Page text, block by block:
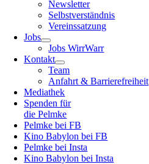
Newsletter
Selbstverständnis
Vereinssatzung
Jobs
Jobs WirrWarr
Kontakt
Team
Anfahrt & Barrierefreiheit
Mediathek
Spenden für
die Pelmke
Pelmke bei FB
Kino Babylon bei FB
Pelmke bei Insta
Kino Babylon bei Insta